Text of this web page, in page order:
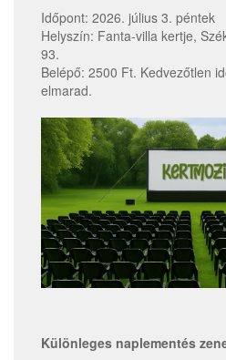
Időpont: 2026. július 3. péntek
Helyszín: Fanta-villa kertje,
93.
Belépő: 2500 Ft. Kedvezőtlen
elmarad.
Különleges naplementés